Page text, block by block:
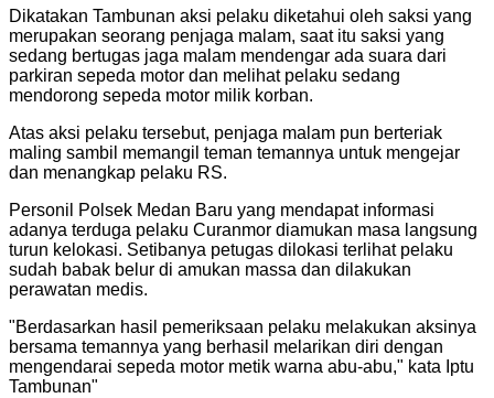
Dikatakan Tambunan aksi pelaku diketahui oleh saksi yang
merupakan seorang penjaga malam, saat itu saksi yang
sedang bertugas jaga malam mendengar ada suara dari
parkiran sepeda motor dan melihat pelaku sedang
mendorong sepeda motor milik korban.
Atas aksi pelaku tersebut, penjaga malam pun berteriak
maling sambil memangil teman temannya untuk mengejar
dan menangkap pelaku RS.
Personil Polsek Medan Baru yang mendapat informasi
adanya terduga pelaku Curanmor diamukan masa langsung
turun kelokasi. Setibanya petugas dilokasi terlihat pelaku
sudah babak belur di amukan massa dan dilakukan
perawatan medis.
"Berdasarkan hasil pemeriksaan pelaku melakukan aksinya
bersama temannya yang berhasil melarikan diri dengan
mengendarai sepeda motor metik warna abu-abu," kata Iptu
Tambunan"